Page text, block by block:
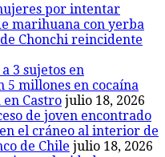
por intentar
marihuana con yerba
Chonchi reincidente
3 sujetos en
5 millones en cocaína
Castro julio 18, 2026
de joven encontrado
el cráneo al interior de
de Chile julio 18, 2026